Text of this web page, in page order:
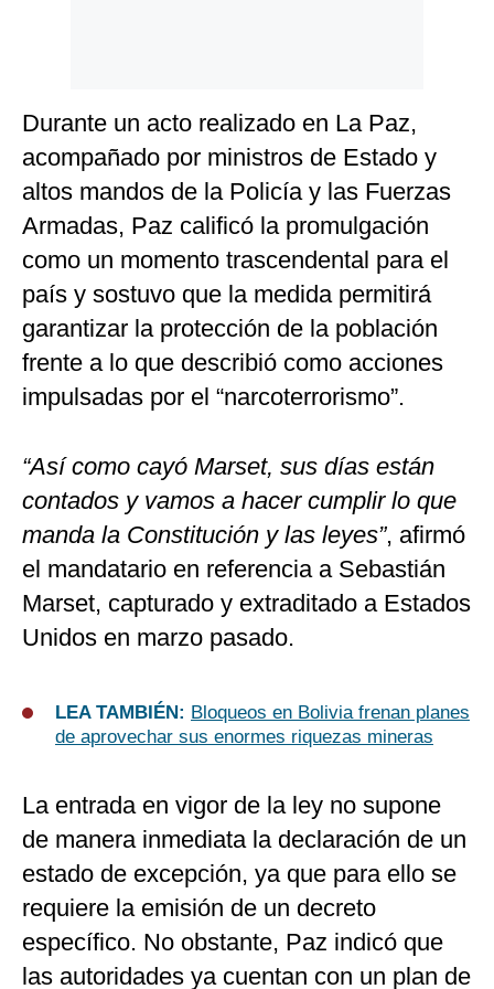
Durante un acto realizado en La Paz,
acompañado por ministros de Estado y
altos mandos de la Policía y las Fuerzas
Armadas, Paz calificó la promulgación
como un momento trascendental para el
país y sostuvo que la medida permitirá
garantizar la protección de la población
frente a lo que describió como acciones
impulsadas por el “narcoterrorismo”.
“Así como cayó Marset, sus días están
contados y vamos a hacer cumplir lo que
manda la Constitución y las leyes”, afirmó
el mandatario en referencia a Sebastián
Marset, capturado y extraditado a Estados
Unidos en marzo pasado.
LEA TAMBIÉN: Bloqueos en Bolivia frenan planes
de aprovechar sus enormes riquezas mineras
La entrada en vigor de la ley no supone
de manera inmediata la declaración de un
estado de excepción, ya que para ello se
requiere la emisión de un decreto
específico. No obstante, Paz indicó que
las autoridades ya cuentan con un plan de